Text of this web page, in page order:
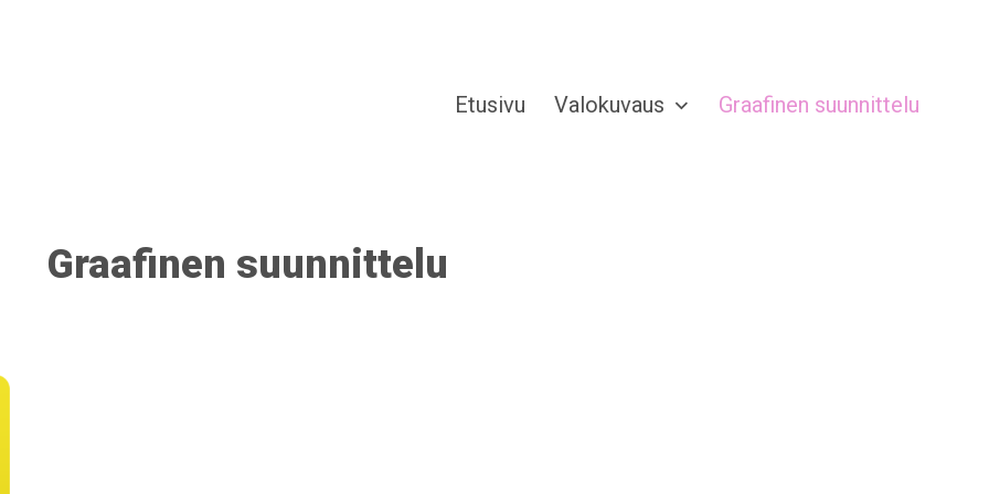
Etusivu Valokuvaus Graafinen suunnittelu
Graafinen suunnittelu